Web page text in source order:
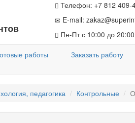
Телефон: +7 812 409-
E-mail:
Пн-Пт с 10:00 до
работы Заказать работу
педагогика Контрольные